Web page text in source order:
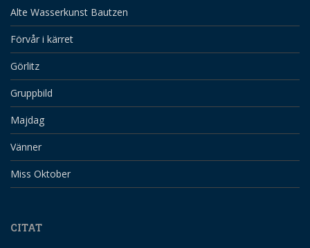
Alte Wasserkunst Bautzen
Förvår i kärret
Görlitz
Gruppbild
Majdag
Vänner
Miss Oktober
CITAT